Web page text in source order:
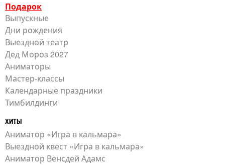
Подарок
Выпускные
Дни рождения
Выездной театр
Дед Мороз 2027
Аниматоры
Мастер-классы
Календарные праздники
Тимбилдинги
ХИТЫ
Аниматор «Игра в кальмара»
Выездной квест «Игра в кальмара»
Аниматор Венсдей Адамс